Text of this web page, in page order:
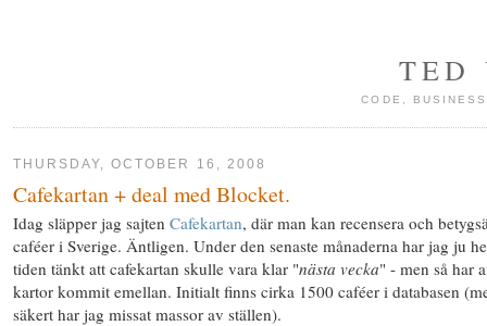
TED
CODE,
THURSDAY, OCTOBER 16, 2008
Cafekartan + deal med Blocket.
Idag släpper jag sajten Cafekartan, där man kan recensera och
caféer i Sverige. Äntligen. Under den senaste månaderna har jag ju
tiden tänkt att cafekartan skulle vara klar "nästa vecka" - men så har
kartor kommit emellan. Initialt finns cirka 1500 caféer i databasen
säkert har jag missat massor av ställen).